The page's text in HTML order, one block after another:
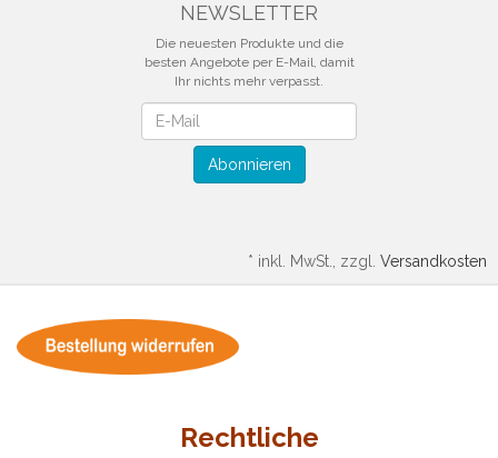
NEWSLETTER
Die neuesten Produkte und die
besten Angebote per E-Mail, damit
Ihr nichts mehr verpasst.
Abonnieren
* inkl. MwSt., zzgl. Versandkosten
Rechtliche